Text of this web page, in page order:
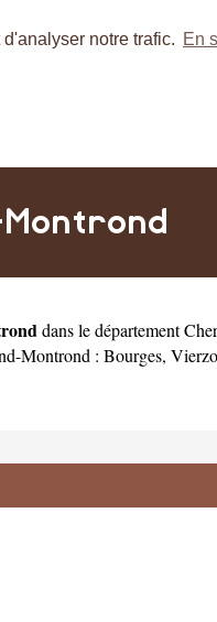
notre trafic. En
dans le départementCher
Montrond : Bourges,